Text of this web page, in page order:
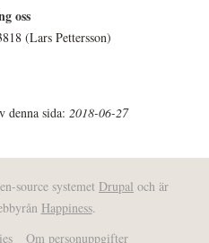
oss
(Lars Pettersson)
denna sida: 2018-06-27
source systemet Drupal och är
Happiness.
Om personuppgifter